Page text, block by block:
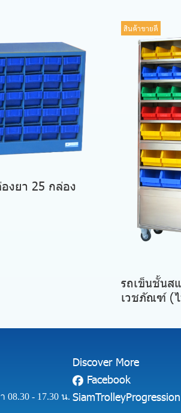
งยา 25 กล่อง
สินค้าขายดี
รถเข็นชั้นส
เวชภัณฑ์ (
08.30 - 17.30 น.
Discover More
Facebook
SiamTrolleyProgression